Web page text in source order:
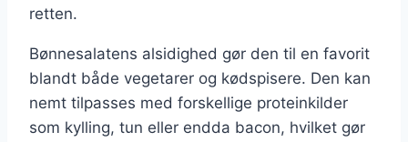
retten.
Bønnesalatens alsidighed gør den til en favorit
blandt både vegetarer og kødspisere. Den kan
nemt tilpasses med forskellige proteinkilder
som kylling, tun eller endda bacon, hvilket gør